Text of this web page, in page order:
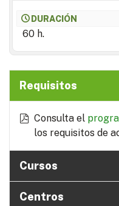
DURACIÓN
60 h.
Requisitos
Consulta el
los requisitos de
Cursos
Centros